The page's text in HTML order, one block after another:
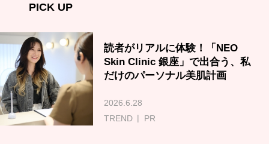
PICK UP
読者がリアルに体験！「NEO
Skin Clinic 銀座」で出合う、私
だけのパーソナル美肌計画
2026.6.28
TREND
PR